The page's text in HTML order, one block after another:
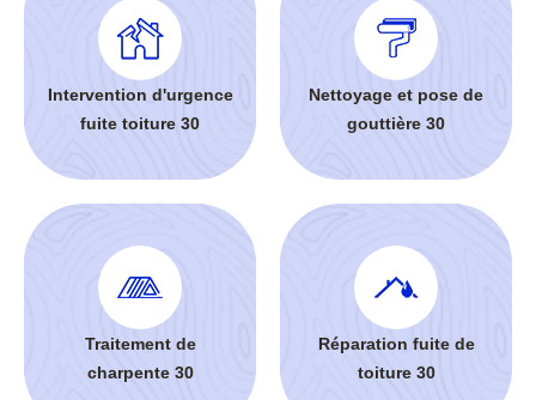
Intervention d'urgence
fuite toiture 30
Nettoyage et pose de
gouttière 30
Traitement de
charpente 30
Réparation fuite de
toiture 30